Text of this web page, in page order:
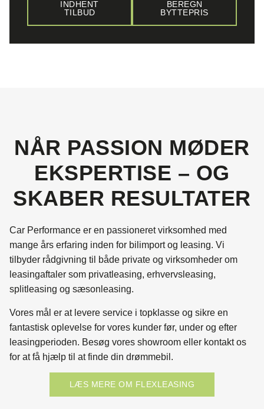
INDHENT
TILBUD
BEREGN
BYTTEPRIS
NÅR PASSION MØDER
EKSPERTISE – OG
SKABER RESULTATER
Car Performance er en passioneret virksomhed med
mange års erfaring inden for bilimport og leasing. Vi
tilbyder rådgivning til både private og virksomheder om
leasingaftaler som privatleasing, erhvervsleasing,
splitleasing og sæsonleasing.
Vores mål er at levere service i topklasse og sikre en
fantastisk oplevelse for vores kunder før, under og efter
leasingperioden. Besøg vores showroom eller kontakt os
for at få hjælp til at finde din drømmebil.
LÆS MERE OM FLEXLEASING